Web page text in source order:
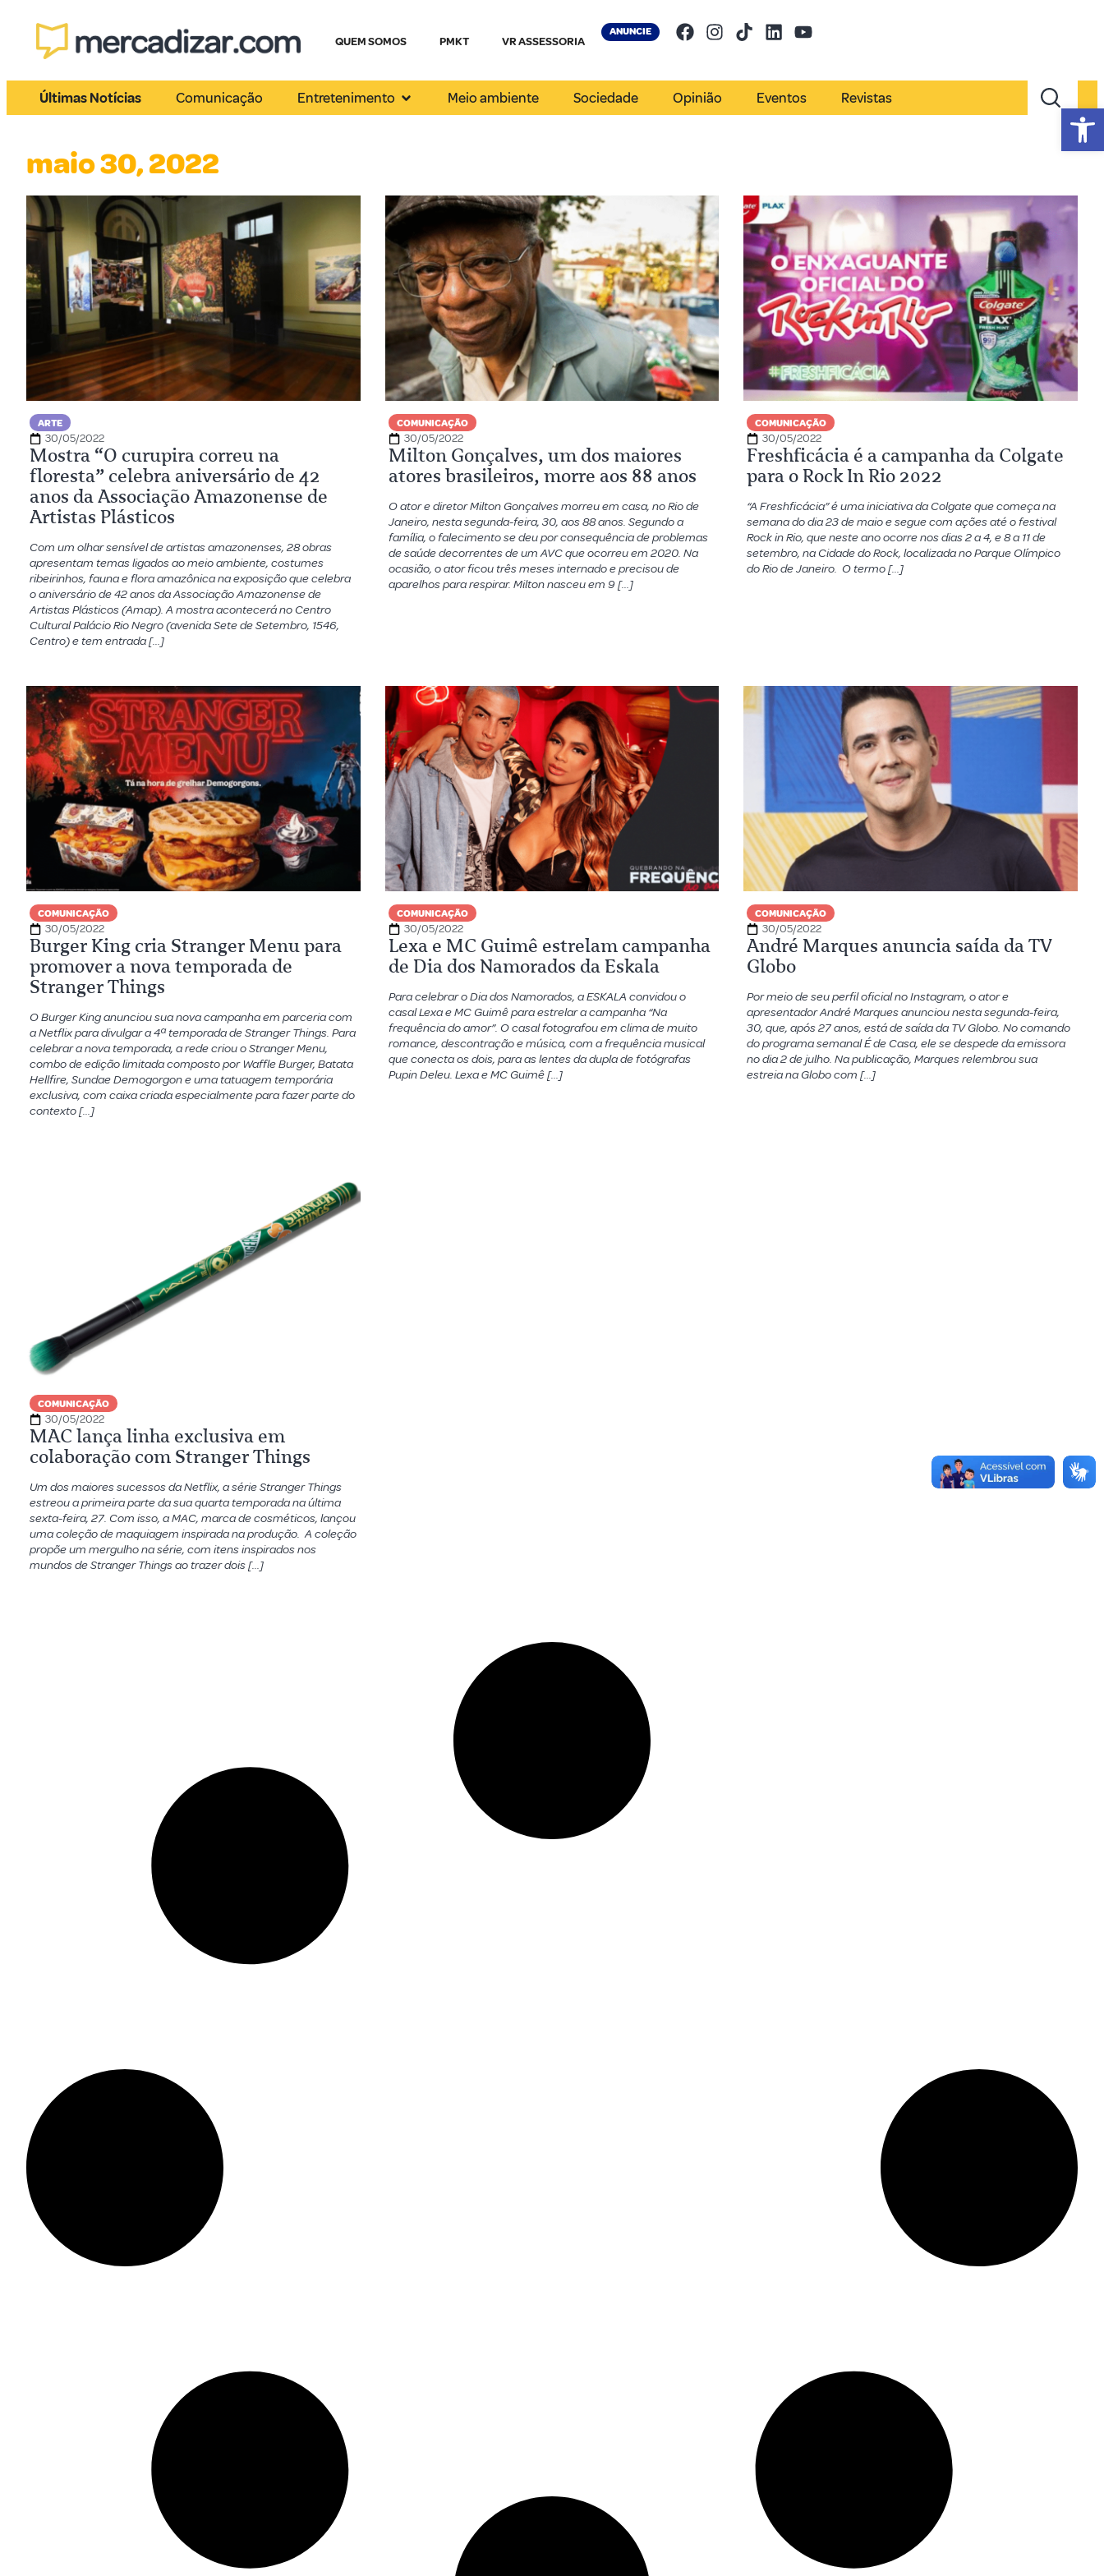
QUEM SOMOS PMKT VR ASSESSORIA
ANUNCIE
Últimas Notícias Comunicação Entretenimento Meio ambiente Sociedade Opinião Eventos Revistas
maio 30, 2022
ARTE
30/05/2022
Mostra “O curupira correu na
floresta” celebra aniversário de 42
anos da Associação Amazonense de
Artistas Plásticos
Com um olhar sensível de artistas amazonenses, 28 obras
apresentam temas ligados ao meio ambiente, costumes
ribeirinhos, fauna e flora amazônica na exposição que celebra
o aniversário de 42 anos da Associação Amazonense de
Artistas Plásticos (Amap). A mostra acontecerá no Centro
Cultural Palácio Rio Negro (avenida Sete de Setembro, 1546,
Centro) e tem entrada […]
COMUNICAÇÃO
30/05/2022
Milton Gonçalves, um dos maiores
atores brasileiros, morre aos 88 anos
O ator e diretor Milton Gonçalves morreu em casa, no Rio de
Janeiro, nesta segunda-feira, 30, aos 88 anos. Segundo a
família, o falecimento se deu por consequência de problemas
de saúde decorrentes de um AVC que ocorreu em 2020. Na
ocasião, o ator ficou três meses internado e precisou de
aparelhos para respirar. Milton nasceu em 9 […]
COMUNICAÇÃO
30/05/2022
Freshficácia é a campanha da Colgate
para o Rock In Rio 2022
“A Freshficácia” é uma iniciativa da Colgate que começa na
semana do dia 23 de maio e segue com ações até o festival
Rock in Rio, que neste ano ocorre nos dias 2 a 4, e 8 a 11 de
setembro, na Cidade do Rock, localizada no Parque Olímpico
do Rio de Janeiro. O termo […]
COMUNICAÇÃO
30/05/2022
Burger King cria Stranger Menu para
promover a nova temporada de
Stranger Things
O Burger King anunciou sua nova campanha em parceria com
a Netflix para divulgar a 4ª temporada de Stranger Things. Para
celebrar a nova temporada, a rede criou o Stranger Menu,
combo de edição limitada composto por Waffle Burger, Batata
Hellfire, Sundae Demogorgon e uma tatuagem temporária
exclusiva, com caixa criada especialmente para fazer parte do
contexto […]
COMUNICAÇÃO
30/05/2022
Lexa e MC Guimê estrelam campanha
de Dia dos Namorados da Eskala
Para celebrar o Dia dos Namorados, a ESKALA convidou o
casal Lexa e MC Guimê para estrelar a campanha “Na
frequência do amor”. O casal fotografou em clima de muito
romance, descontração e música, com a frequência musical
que conecta os dois, para as lentes da dupla de fotógrafas
Pupin Deleu. Lexa e MC Guimê […]
COMUNICAÇÃO
30/05/2022
André Marques anuncia saída da TV
Globo
Por meio de seu perfil oficial no Instagram, o ator e
apresentador André Marques anunciou nesta segunda-feira,
30, que, após 27 anos, está de saída da TV Globo. No comando
do programa semanal É de Casa, ele se despede da emissora
no dia 2 de julho. Na publicação, Marques relembrou sua
estreia na Globo com […]
COMUNICAÇÃO
30/05/2022
MAC lança linha exclusiva em
colaboração com Stranger Things
Um dos maiores sucessos da Netflix, a série Stranger Things
estreou a primeira parte da sua quarta temporada na última
sexta-feira, 27. Com isso, a MAC, marca de cosméticos, lançou
uma coleção de maquiagem inspirada na produção. A coleção
propõe um mergulho na série, com itens inspirados nos
mundos de Stranger Things ao trazer dois […]